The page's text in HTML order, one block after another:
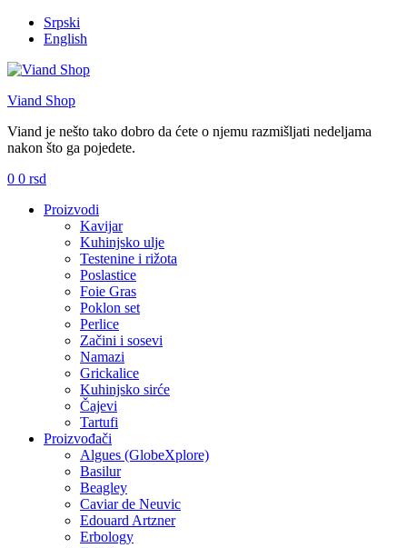
Srpski
English
Viand Shop
Viand je nešto tako dobro da ćete o njemu razmišljati nedeljama
nakon što ga pojedete.
0 0 rsd
Proizvodi
Kavijar
Kuhinjsko ulje
Testenine i rižota
Poslastice
Foie Gras
Poklon set
Perlice
Začini i sosevi
Namazi
Grickalice
Kuhinjsko sirće
Čajevi
Tartufi
Proizvođači
Algues (GlobeXplore)
Basilur
Beagley
Caviar de Neuvic
Edouard Artzner
Erbology